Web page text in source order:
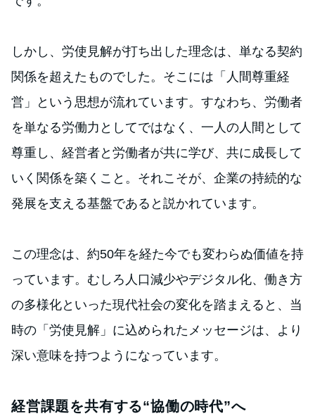
しかし、労使見解が打ち出した理念は、単なる契約
関係を超えたものでした。そこには「人間尊重経
営」という思想が流れています。すなわち、労働者
を単なる労働力としてではなく、一人の人間として
尊重し、経営者と労働者が共に学び、共に成長して
いく関係を築くこと。それこそが、企業の持続的な
発展を支える基盤であると説かれています。
この理念は、約50年を経た今でも変わらぬ価値を持
っています。むしろ人口減少やデジタル化、働き方
の多様化といった現代社会の変化を踏まえると、当
時の「労使見解」に込められたメッセージは、より
深い意味を持つようになっています。
経営課題を共有する“協働の時代”へ